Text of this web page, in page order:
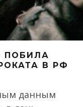
ПОБИЛА
В РФ
данным